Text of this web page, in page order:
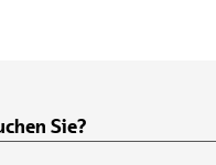
Sie?